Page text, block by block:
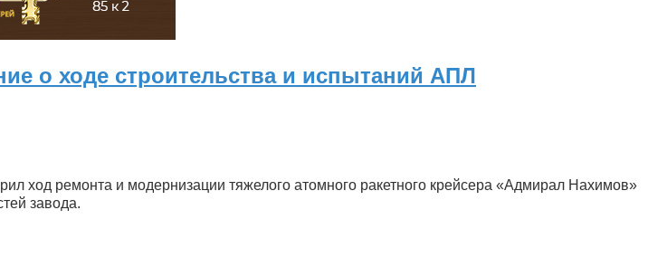
о ходе строительства и испытаний АПЛ
ход ремонта и модернизации тяжелого атомного ракетного крейсера «Адмирал Нахимов»
завода.